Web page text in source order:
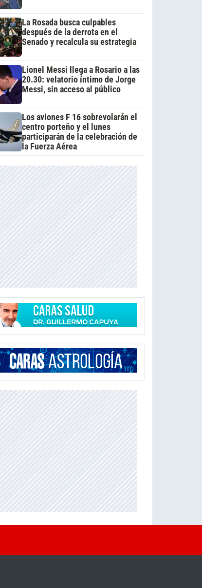
La Rosada busca culpables
después de la derrota en el
Senado y recalcula su estrategia
Lionel Messi llega a Rosario a las
20.30: velatorio íntimo de Jorge
Messi, sin acceso al público
Los aviones F 16 sobrevolarán el
centro porteño y el lunes
participarán de la celebración de
la Fuerza Aérea